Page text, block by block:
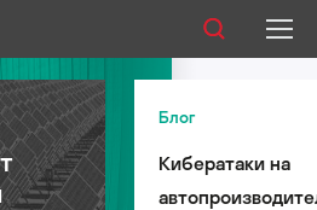
Блог
Кибератаки на